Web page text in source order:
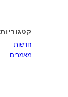
קטגוריות
חדשות
מאמרים